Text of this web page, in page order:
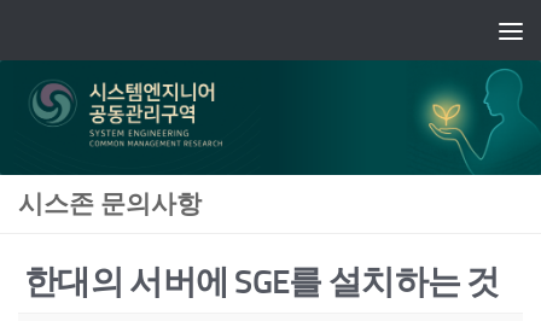
시스존 문의사항
한대의 서버에 SGE를 설치하는 것